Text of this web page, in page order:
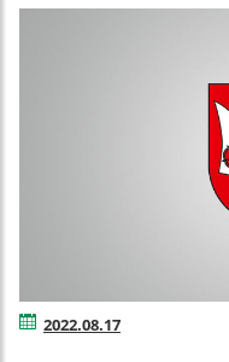
2022.08.17